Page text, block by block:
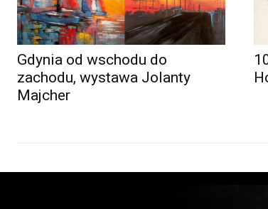
Gdynia od wschodu do
zachodu, wystawa Jolanty
Majcher